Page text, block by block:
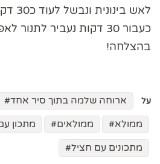
לאש בינונית ונבשל לעוד כ30 דקות
כעבור 30 דקות נעביר לתנור לאפיה של כ15 דקות
בהצלחה!
על ארוחה שלמה בתוך סיר אחד
ממולא
ממולאים
מתכון
מתכונים עם חציל